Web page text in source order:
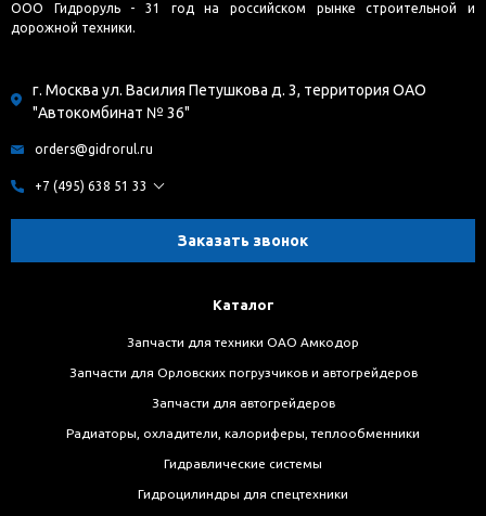
ООО Гидроруль - 31 год на российском рынке строительной и
дорожной техники.
г. Москва ул. Василия Петушкова д. 3, территория ОАО
"Автокомбинат № 36"
orders@gidrorul.ru
+7 (495) 638 51 33
Заказать звонок
Каталог
Запчасти для техники ОАО Амкодор
Запчасти для Орловских погрузчиков и автогрейдеров
Запчасти для автогрейдеров
Радиаторы, охладители, калориферы, теплообменники
Гидравлические системы
Гидроцилиндры для спецтехники